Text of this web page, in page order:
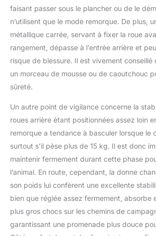
votre animal de
pratique
la remorque.
maximale : 30
Convient aux
une longueur
faisant passer sous le plancher ou de le
n’utilisent que le mode remorque. De plus,
métallique carrée, servant à fixer la roue
rangement, dépasse à l’entrée arrière et
risque de blessure. Il est vivement conseillé
un morceau de mousse ou de caoutchouc
sûreté.
Un autre point de vigilance concerne la
roues arrière étant positionnées assez loin
remorque a tendance à basculer lorsque le
surtout s’il pèse plus de 15 kg. Il est donc
maintenir fermement durant cette phase
l’animal. En route, cependant, la donne
son poids lui confèrent une excellente
bien que réglée assez fermement, absorbe
plus gros chocs sur les chemins de
garantissant une promenade plus douce